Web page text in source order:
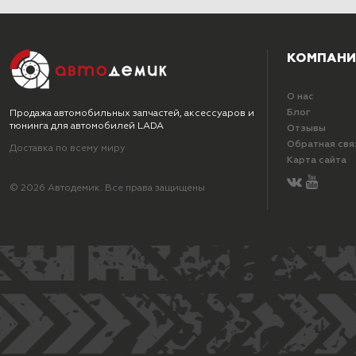
Продажа автомобильных запчастей, аксессуаров и
тюнинга для автомобилей LADA
Доставка по всему миру
© 2026 Автодемик. Все права защищены
О нас
Блог
Отзывы
Обратная
Карта сайта